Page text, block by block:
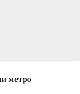
метро